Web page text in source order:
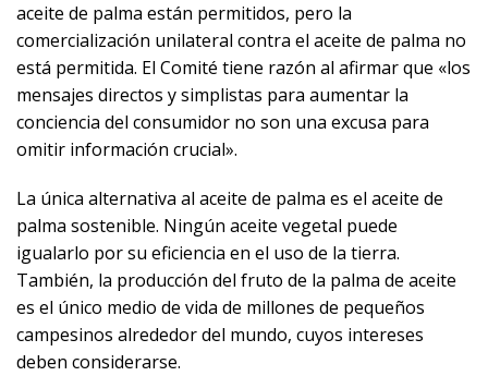
aceite de palma están permitidos, pero la
comercialización unilateral contra el aceite de palma no
está permitida. El Comité tiene razón al afirmar que «los
mensajes directos y simplistas para aumentar la
conciencia del consumidor no son una excusa para
omitir información crucial».
La única alternativa al aceite de palma es el aceite de
palma sostenible. Ningún aceite vegetal puede
igualarlo por su eficiencia en el uso de la tierra.
También, la producción del fruto de la palma de aceite
es el único medio de vida de millones de pequeños
campesinos alrededor del mundo, cuyos intereses
deben considerarse.